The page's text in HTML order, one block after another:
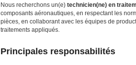
Nous recherchons un(e) technicien(ne) en
composants aéronautiques, en respectant les
pièces, en collaborant avec les équipes de
traitements appliqués.
Principales responsabilités